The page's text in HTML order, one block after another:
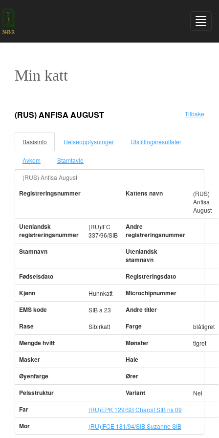
Min katt
(RUS) ANFISA AUGUST Tilbake
Basisinfo Helseopplysninger Utstillingsresultater
Avkom Stamtavle
(RUS) Anfisa August
Registreringsnummer Kattens navn
(RUS)
Anfisa
August
Utenlandsk
registreringsnummer
(RU)IFC
337/96/SIB
Andre
registreringsnummer
Stamnavn
Utenlandsk
stamnavn
Fødselsdato
Registreringsdato
Kjønn
Hunnkatt
Microchipnummer
EMS kode
SIB a 23
Andre titler
Rase
Sibirkatt Farge blåtigret
Mengde hvitt Mønster tigret
Masker
Hale
Øyenfarge
Ører
Pelsstruktur
Variant Nei
Far (RU)EPK 129/SB Charoit SIB ns 09
Mor (RU)IFCE 181/94/SIB Suzanne SIB